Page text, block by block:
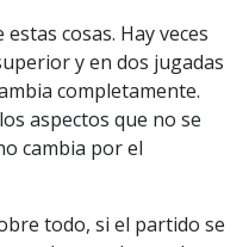
cosas. Hay veces
y en dos jugadas
completamente.
aspectos que no se
cambia por el
todo, si el partido se